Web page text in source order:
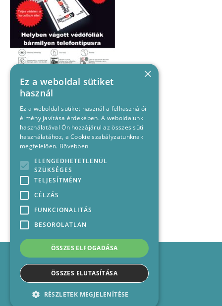
Impresszum
Médiajánlat
Felhasználási feltételek
Kapcsolat
×
Ez a weboldal sütiket
használ
Ez a weboldal sütiket használ a felhasználói
élmény javítása érdekében. A weboldalunk
használatával Ön hozzájárul az összes süti
használatához, a Cookie szabályzatunknak
megfelelően. Bővebben
ELENGEDHETETLENÜL
SZÜKSÉGES
TELJESÍTMÉNY
CÉLZÁS
FUNKCIONALITÁS
BESOROLATLAN
ÖSSZES ELFOGADÁSA
ÖSSZES ELUTASÍTÁSA
RÉSZLETEK MEGJELENÍTÉSE